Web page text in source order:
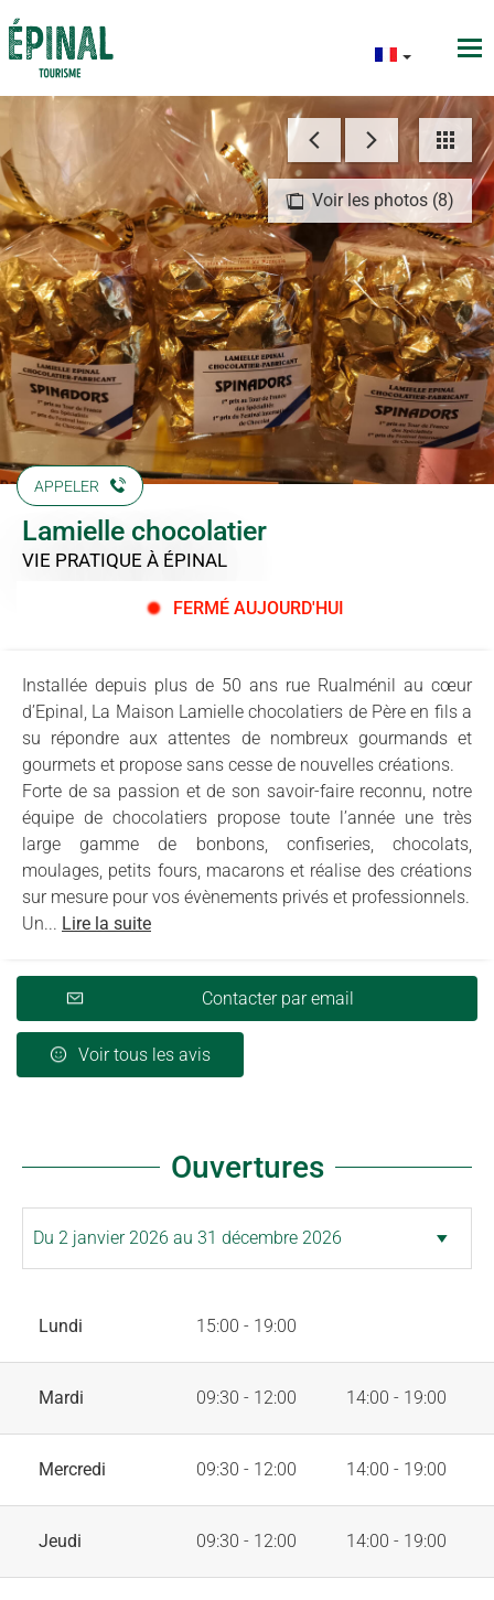
Voir les photos (8)
APPELER
Lamielle chocolatier
VIE PRATIQUE À ÉPINAL
FERMÉ AUJOURD'HUI
Installée depuis plus de 50 ans rue Rualménil au cœur
d’Epinal, La Maison Lamielle chocolatiers de Père en fils a
su répondre aux attentes de nombreux gourmands et
gourmets et propose sans cesse de nouvelles créations.
Forte de sa passion et de son savoir-faire reconnu, notre
équipe de chocolatiers propose toute l’année une très
large gamme de bonbons, confiseries, chocolats,
moulages, petits fours, macarons et réalise des créations
sur mesure pour vos évènements privés et professionnels.
Un... Lire la suite
Contacter par email
Voir tous les avis
Ouvertures
Lundi 15:00 - 19:00
Mardi 09:30 - 12:00 14:00 - 19:00
Mercredi 09:30 - 12:00 14:00 - 19:00
Jeudi 09:30 - 12:00 14:00 - 19:00